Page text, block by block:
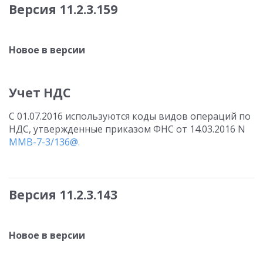
Версия 11.2.3.159
Новое в версии
Учет НДС
С 01.07.2016 используются коды видов операций по
НДС, утвержденные приказом ФНС от 14.03.2016 N
ММВ-7-3/136@.
Версия 11.2.3.143
Новое в версии